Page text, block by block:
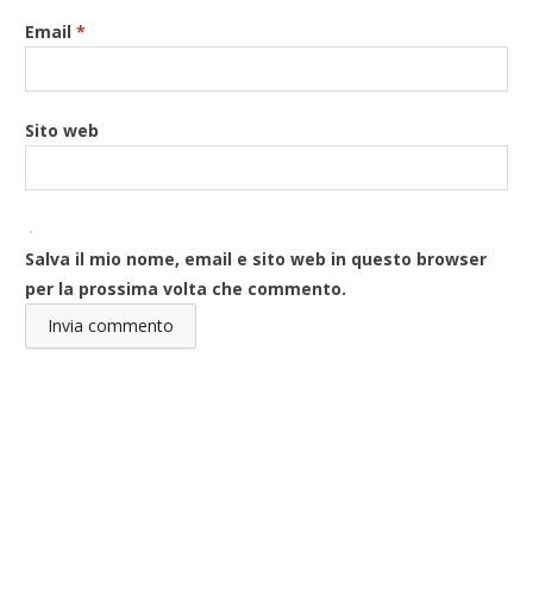
Email*
Sito web
Salva il mio nome, email e sito web in questo browser
per la prossima volta che commento.